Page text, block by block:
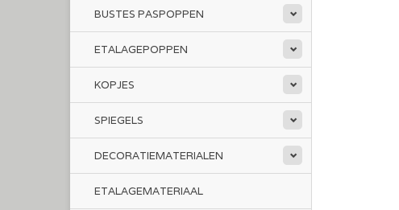
BUSTES PASPOPPEN
ETALAGEPOPPEN
KOPJES
SPIEGELS
DECORATIEMATERIALEN
ETALAGEMATERIAAL